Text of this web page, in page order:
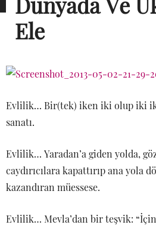
Ele
Evlilik… Bir(tek) iken iki olup iki
sanatı.
Evlilik… Yaradan’a giden yolda,
caydırıcılara kapattırıp ana yola
kazandıran müessese.
Evlilik… Mevla’dan bir teşvik: